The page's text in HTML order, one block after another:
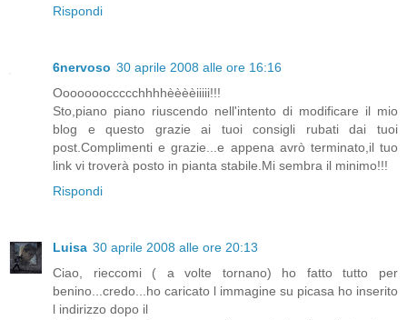
Rispondi
6nervoso 30 aprile 2008 alle ore 16:16
Oooooooccccchhhhèèèèiiiii!!!
Sto,piano piano riuscendo nell'intento di modificare il mio
blog e questo grazie ai tuoi consigli rubati dai tuoi
post.Complimenti e grazie...e appena avrò terminato,il tuo
link vi troverà posto in pianta stabile.Mi sembra il minimo!!!
Rispondi
Luisa 30 aprile 2008 alle ore 20:13
Ciao, rieccomi ( a volte tornano) ho fatto tutto per
benino...credo...ho caricato l immagine su picasa ho inserito
l indirizzo dopo il